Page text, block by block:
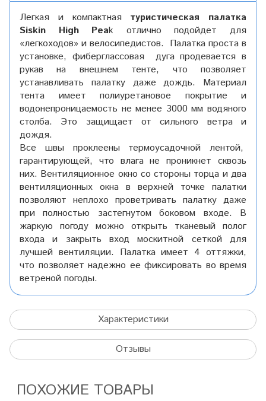
Легкая и компактная туристическая палатка
Siskin High Peak отлично подойдет для
«легкоходов» и велосипедистов. Палатка проста в
установке, фиберглассовая дуга продевается в
рукав на внешнем тенте, что позволяет
устанавливать палатку даже дождь. Материал
тента имеет полиуретановое покрытие и
водонепроницаемость не менее 3000 мм водяного
столба. Это защищает от сильного ветра и
дождя.
Все швы проклеены термоусадочной лентой,
гарантирующей, что влага не проникнет сквозь
них. Вентиляционное окно со стороны торца и два
вентиляционных окна в верхней точке палатки
позволяют неплохо проветривать палатку даже
при полностью застегнутом боковом входе. В
жаркую погоду можно открыть тканевый полог
входа и закрыть вход москитной сеткой для
лучшей вентиляции. Палатка имеет 4 оттяжки,
что позволяет надежно ее фиксировать во время
ветреной погоды.
Характеристики
Отзывы
ПОХОЖИЕ ТОВАРЫ